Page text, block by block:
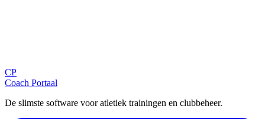
CP
Coach Portaal
De slimste software voor atletiek trainingen en clubbeheer.